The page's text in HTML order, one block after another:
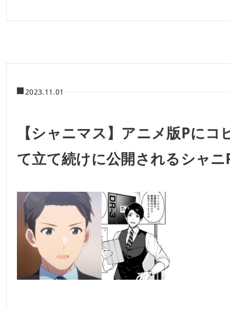
2023.11.01
【シャニマス】アニメ版Pに
て立て続けに公開されるシャ